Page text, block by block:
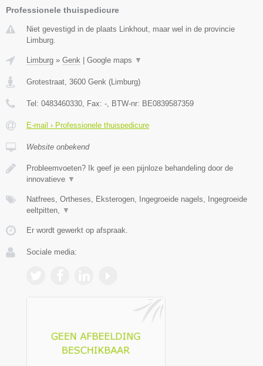
Professionele thuispedicure
Niet gevestigd in de plaats Linkhout, maar wel in de provincie
Limburg.
Limburg » Genk Google maps ▼
Grotestraat 3600 Genk ( Limburg)
Tel: 0483460330 , Fax: - , BTW-nr: BE0839587359
E-mail › Professionele thuispedicure
Website onbekend
Probleemvoeten? Ik geef je een pijnloze behandeling door de
innovatieve ▼
Natfrees, Ortheses, Eksterogen, Ingegroeide nagels, Ingegroeide
eeltpitten,
▼
Er wordt gewerkt op afspraak.
Sociale media: